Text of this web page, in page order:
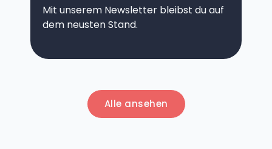
Mit unserem Newsletter bleibst du auf
dem neusten Stand.
Alle ansehen